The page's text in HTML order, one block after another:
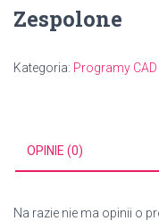
Zespolone
Kategoria: Programy CAD
OPINIE (0)
Na razie nie ma opinii o